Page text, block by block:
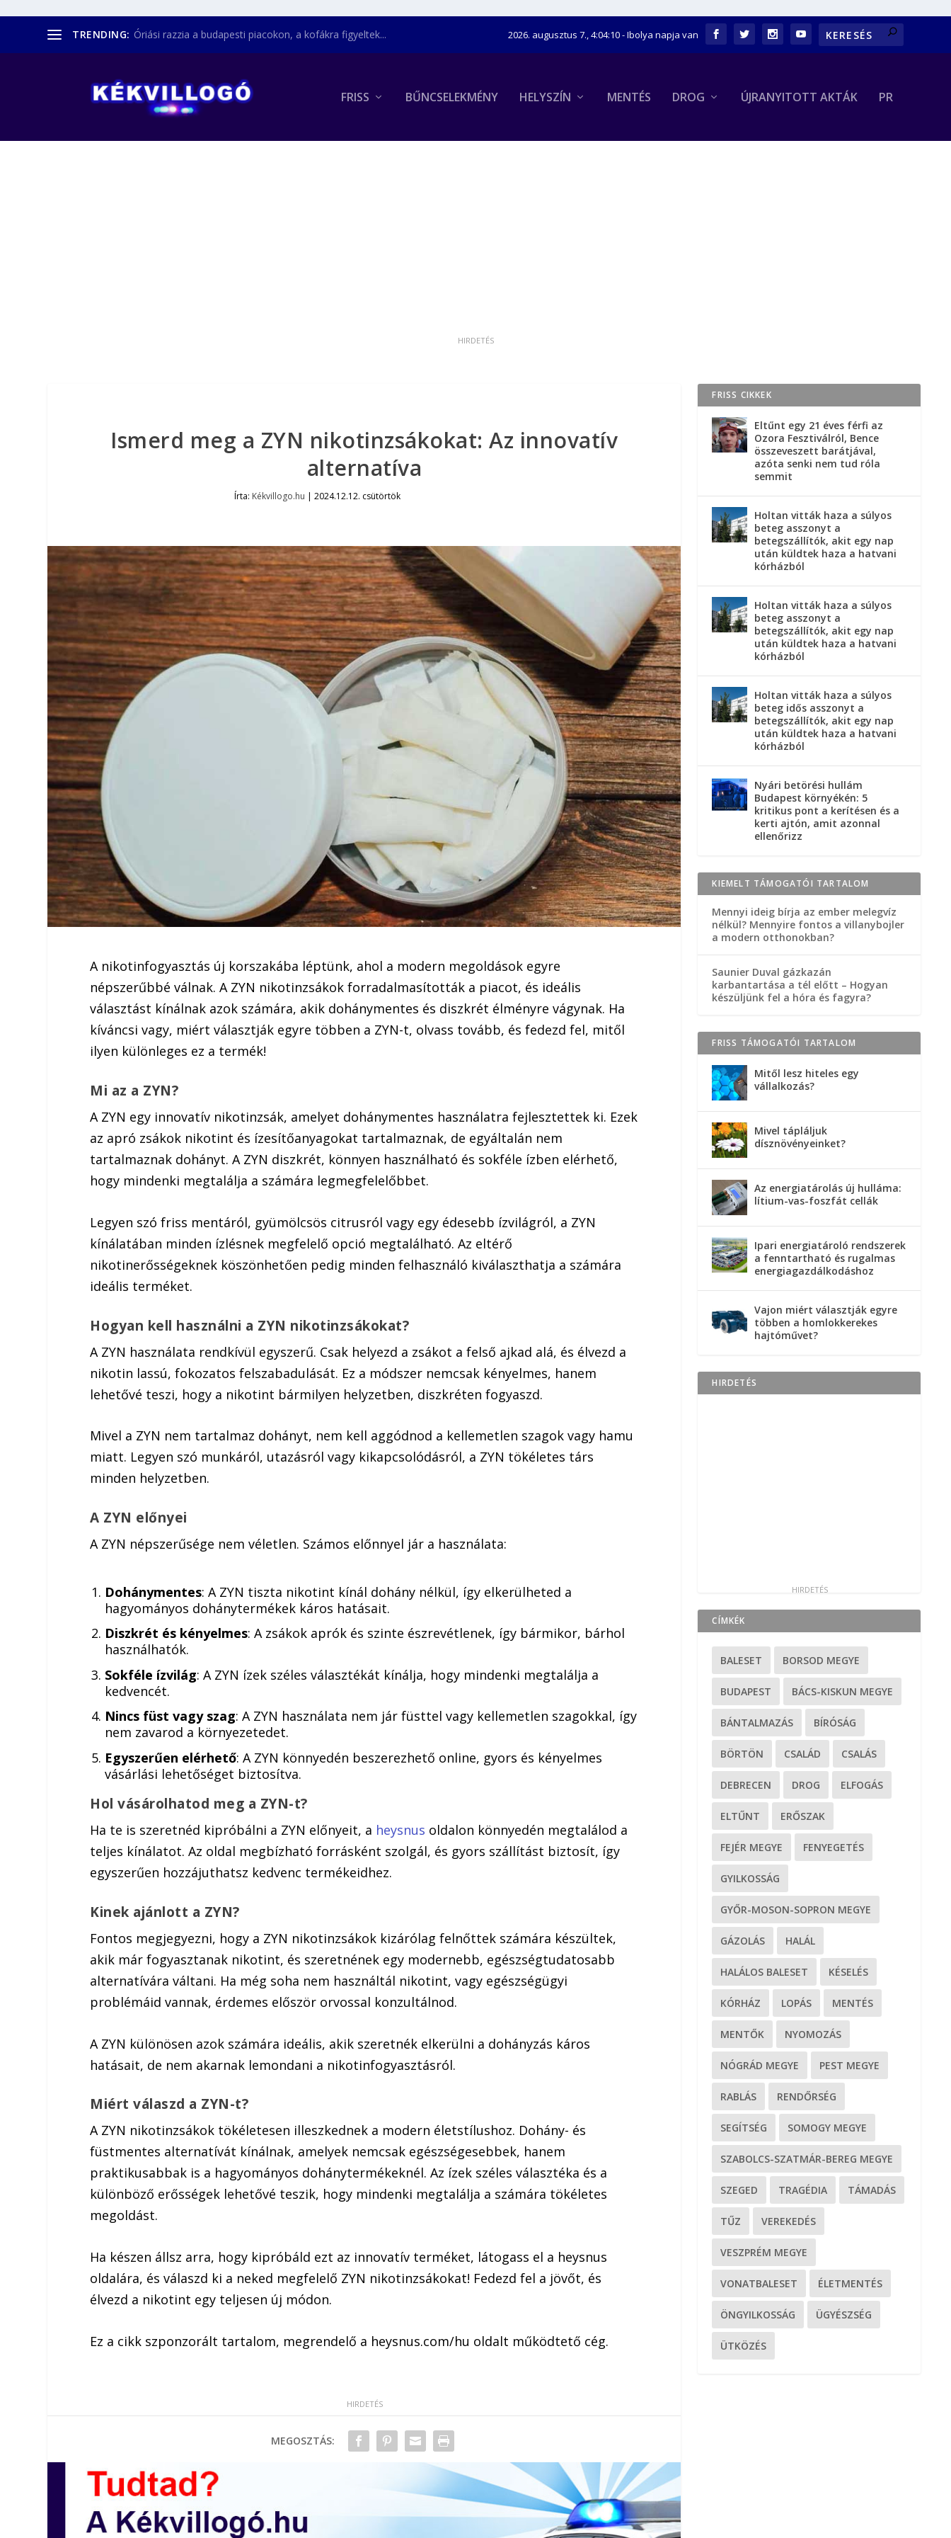
TRENDING: Óriási razzia a budapesti piacokon, a kofákra figyeltek... 2026. augusztus 7., 4:04:11- Ibolya napja van
FRISS BŰNCSELEKMÉNY HELYSZÍN MENTÉS DROG ÚJRANYITOTT AKTÁK PR
Ismerd meg a ZYN nikotinzsákokat: Az innovatív
alternatíva
Írta: Kékvillogo.hu | 2024.12.12. csütörtök
A nikotinfogyasztás új korszakába léptünk, ahol a modern megoldások egyre
népszerűbbé válnak. A ZYN nikotinzsákok forradalmasították a piacot, és ideális
választást kínálnak azok számára, akik dohánymentes és diszkrét élményre vágynak. Ha
kíváncsi vagy, miért választják egyre többen a ZYN-t, olvass tovább, és fedezd fel, mitől
ilyen különleges ez a termék!
Mi az a ZYN?
A ZYN egy innovatív nikotinzsák, amelyet dohánymentes használatra fejlesztettek ki. Ezek
az apró zsákok nikotint és ízesítőanyagokat tartalmaznak, de egyáltalán nem
tartalmaznak dohányt. A ZYN diszkrét, könnyen használható és sokféle ízben elérhető,
hogy mindenki megtalálja a számára legmegfelelőbbet.
Legyen szó friss mentáról, gyümölcsös citrusról vagy egy édesebb ízvilágról, a ZYN
kínálatában minden ízlésnek megfelelő opció megtalálható. Az eltérő
nikotinerősségeknek köszönhetően pedig minden felhasználó kiválaszthatja a számára
ideális terméket.
Hogyan kell használni a ZYN nikotinzsákokat?
A ZYN használata rendkívül egyszerű. Csak helyezd a zsákot a felső ajkad alá, és élvezd a
nikotin lassú, fokozatos felszabadulását. Ez a módszer nemcsak kényelmes, hanem
lehetővé teszi, hogy a nikotint bármilyen helyzetben, diszkréten fogyaszd.
Mivel a ZYN nem tartalmaz dohányt, nem kell aggódnod a kellemetlen szagok vagy hamu
miatt. Legyen szó munkáról, utazásról vagy kikapcsolódásról, a ZYN tökéletes társ
minden helyzetben.
A ZYN előnyei
A ZYN népszerűsége nem véletlen. Számos előnnyel jár a használata:
Dohánymentes: A ZYN tiszta nikotint kínál dohány nélkül, így elkerülheted a
hagyományos dohánytermékek káros hatásait.
Diszkrét és kényelmes: A zsákok aprók és szinte észrevétlenek, így bármikor, bárhol
használhatók.
Sokféle ízvilág: A ZYN ízek széles választékát kínálja, hogy mindenki megtalálja a
kedvencét.
Nincs füst vagy szag: A ZYN használata nem jár füsttel vagy kellemetlen szagokkal, így
nem zavarod a környezetedet.
Egyszerűen elérhető: A ZYN könnyedén beszerezhető online, gyors és kényelmes
vásárlási lehetőséget biztosítva.
Hol vásárolhatod meg a ZYN-t?
Ha te is szeretnéd kipróbálni a ZYN előnyeit, a heysnus oldalon könnyedén megtalálod a
teljes kínálatot. Az oldal megbízható forrásként szolgál, és gyors szállítást biztosít, így
egyszerűen hozzájuthatsz kedvenc termékeidhez.
Kinek ajánlott a ZYN?
Fontos megjegyezni, hogy a ZYN nikotinzsákok kizárólag felnőttek számára készültek,
akik már fogyasztanak nikotint, és szeretnének egy modernebb, egészségtudatosabb
alternatívára váltani. Ha még soha nem használtál nikotint, vagy egészségügyi
problémáid vannak, érdemes először orvossal konzultálnod.
A ZYN különösen azok számára ideális, akik szeretnék elkerülni a dohányzás káros
hatásait, de nem akarnak lemondani a nikotinfogyasztásról.
Miért válaszd a ZYN-t?
A ZYN nikotinzsákok tökéletesen illeszkednek a modern életstílushoz. Dohány- és
füstmentes alternatívát kínálnak, amelyek nemcsak egészségesebbek, hanem
praktikusabbak is a hagyományos dohánytermékeknél. Az ízek széles választéka és a
különböző erősségek lehetővé teszik, hogy mindenki megtalálja a számára tökéletes
megoldást.
Ha készen állsz arra, hogy kipróbáld ezt az innovatív terméket, látogass el a heysnus
oldalára, és válaszd ki a neked megfelelő ZYN nikotinzsákokat! Fedezd fel a jövőt, és
élvezd a nikotint egy teljesen új módon.
Ez a cikk szponzorált tartalom, megrendelő a heysnus.com/hu oldalt működtető cég.
MEGOSZTÁS:
FRISS CIKKEK
Eltűnt egy 21 éves férfi az
Ozora Fesztiválról, Bence
összeveszett barátjával,
azóta senki nem tud róla
semmit
Holtan vitták haza a súlyos
beteg asszonyt a
betegszállítók, akit egy nap
után küldtek haza a hatvani
kórházból
Holtan vitták haza a súlyos
beteg asszonyt a
betegszállítók, akit egy nap
után küldtek haza a hatvani
kórházból
Holtan vitták haza a súlyos
beteg idős asszonyt a
betegszállítók, akit egy nap
után küldtek haza a hatvani
kórházból
Nyári betörési hullám
Budapest környékén: 5
kritikus pont a kerítésen és a
kerti ajtón, amit azonnal
ellenőrizz
KIEMELT TÁMOGATÓI TARTALOM
Mennyi ideig bírja az ember melegvíz
nélkül? Mennyire fontos a villanybojler
a modern otthonokban?
Saunier Duval gázkazán
karbantartása a tél előtt – Hogyan
készüljünk fel a hóra és fagyra?
FRISS TÁMOGATÓI TARTALOM
Mitől lesz hiteles egy
vállalkozás?
Mivel tápláljuk
dísznövényeinket?
Az energiatárolás új hulláma:
lítium-vas-foszfát cellák
Ipari energiatároló rendszerek
a fenntartható és rugalmas
energiagazdálkodáshoz
Vajon miért választják egyre
többen a homlokkerekes
hajtóművet?
HIRDETÉS
CÍMKÉK
BALESET BORSOD MEGYE
BUDAPEST BÁCS-KISKUN MEGYE
BÁNTALMAZÁS BÍRÓSÁG
BÖRTÖN CSALÁD CSALÁS
DEBRECEN DROG ELFOGÁS
ELTŰNT ERŐSZAK
FEJÉR MEGYE FENYEGETÉS
GYILKOSSÁG
GYŐR-MOSON-SOPRON MEGYE
GÁZOLÁS HALÁL
HALÁLOS BALESET KÉSELÉS
KÓRHÁZ LOPÁS MENTÉS
MENTŐK NYOMOZÁS
NÓGRÁD MEGYE PEST MEGYE
RABLÁS RENDŐRSÉG
SEGÍTSÉG SOMOGY MEGYE
SZABOLCS-SZATMÁR-BEREG MEGYE
SZEGED TRAGÉDIA TÁMADÁS
TŰZ VEREKEDÉS
VESZPRÉM MEGYE
VONATBALESET ÉLETMENTÉS
ÖNGYILKOSSÁG ÜGYÉSZSÉG
ÜTKÖZÉS